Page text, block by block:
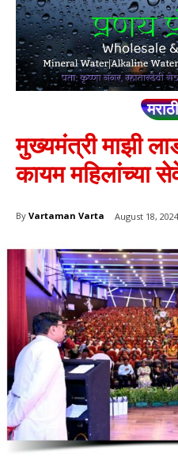
मुख्यमंत्री माझी
कायम महिलांच्या
By Vartaman Varta August 18, 2024